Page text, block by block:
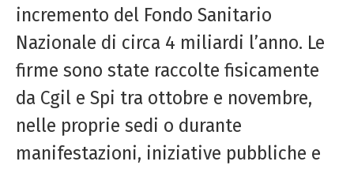
incremento del Fondo Sanitario
Nazionale di circa 4 miliardi l’anno. Le
firme sono state raccolte fisicamente
da Cgil e Spi tra ottobre e novembre,
nelle proprie sedi o durante
manifestazioni, iniziative pubbliche e